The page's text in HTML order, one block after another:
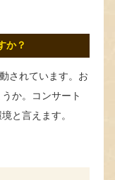
か？
されています。お
か。コンサート
と言えます。